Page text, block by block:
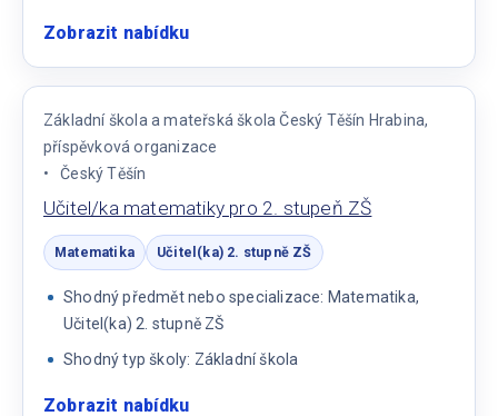
Zobrazit nabídku:
matematiky
na
2.
Základní škola a mateřská škola Český Těšín Hrabina,
příspěvková organizace
Český Těšín
Učitel/ka matematiky pro 2. stupeň ZŠ
Matematika Učitel(ka) 2. stupně ZŠ
Shodný předmět nebo specializace: Matematika,
Učitel(ka) 2. stupně ZŠ
Shodný typ školy: Základní škola
Zobrazit nabídku: